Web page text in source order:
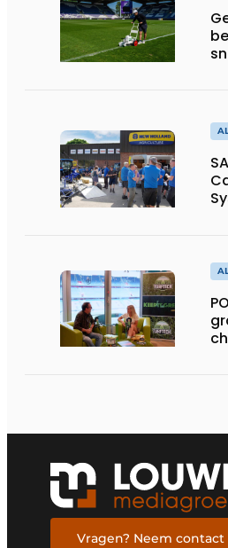
Vragen? Neem contact